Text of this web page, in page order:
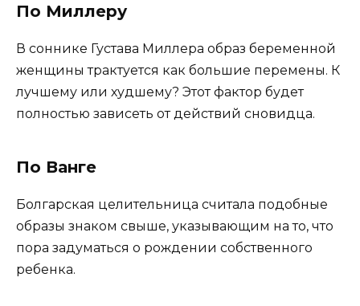
По Миллеру
В соннике Густава Миллера образ беременной
женщины трактуется как большие перемены. К
лучшему или худшему? Этот фактор будет
полностью зависеть от действий сновидца.
По Ванге
Болгарская целительница считала подобные
образы знаком свыше, указывающим на то, что
пора задуматься о рождении собственного
ребенка.